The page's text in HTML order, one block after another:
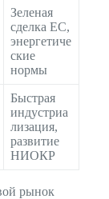
Зеленая
сделка ЕС,
энергетиче
ские
нормы
Быстрая
индустриа
лизация,
развитие
НИОКР
рынок